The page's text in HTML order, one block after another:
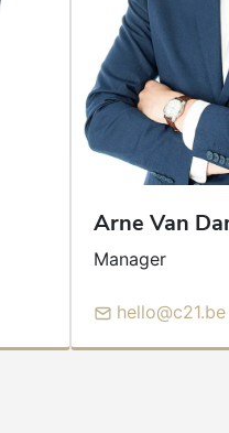
Arne Van
Manager
hello@c21.be